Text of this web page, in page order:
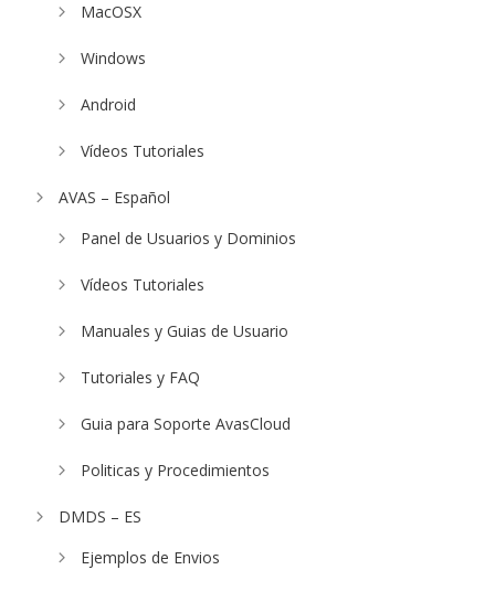
MacOSX
Windows
Android
Vídeos Tutoriales
AVAS – Español
Panel de Usuarios y Dominios
Vídeos Tutoriales
Manuales y Guias de Usuario
Tutoriales y FAQ
Guia para Soporte AvasCloud
Politicas y Procedimientos
DMDS – ES
Ejemplos de Envios